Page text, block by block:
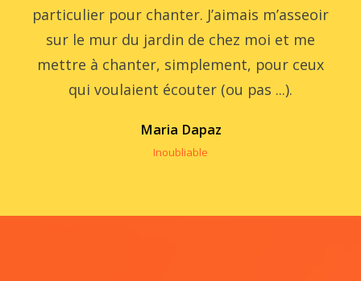
particulier pour chanter. J’aimais m’asseoir
sur le mur du jardin de chez moi et me
mettre à chanter, simplement, pour ceux
qui voulaient écouter (ou pas ...).
Maria Dapaz
Inoubliable